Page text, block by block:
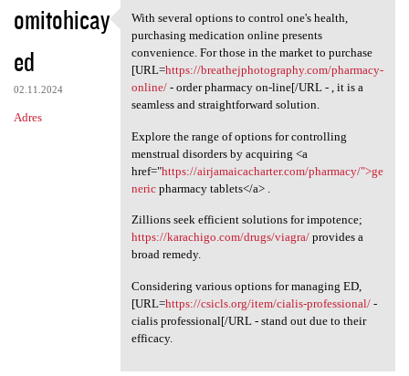
omitohicay
ed
02.11.2024
Adres
With several options to
With several options to control one's health,
purchasing medication online presents
convenience. For those in the market to purchase
[URL=https://breathejphotography.com/pharmacy-
online/- order pharmacy on-line[/URL - , it is a
seamless and straightforward solution.
Explore the range of options for controlling
menstrual disorders by acquiring <a
href="https://airjamaicacharter.com/pharmacy/">ge
nericpharmacy tablets</a> .
Zillions seek efficient solutions for impotence;
https://karachigo.com/drugs/viagra/provides a
broad remedy.
Considering various options for managing ED,
[URL=https://csicls.org/item/cialis-professional/-
cialis professional[/URL - stand out due to their
efficacy.